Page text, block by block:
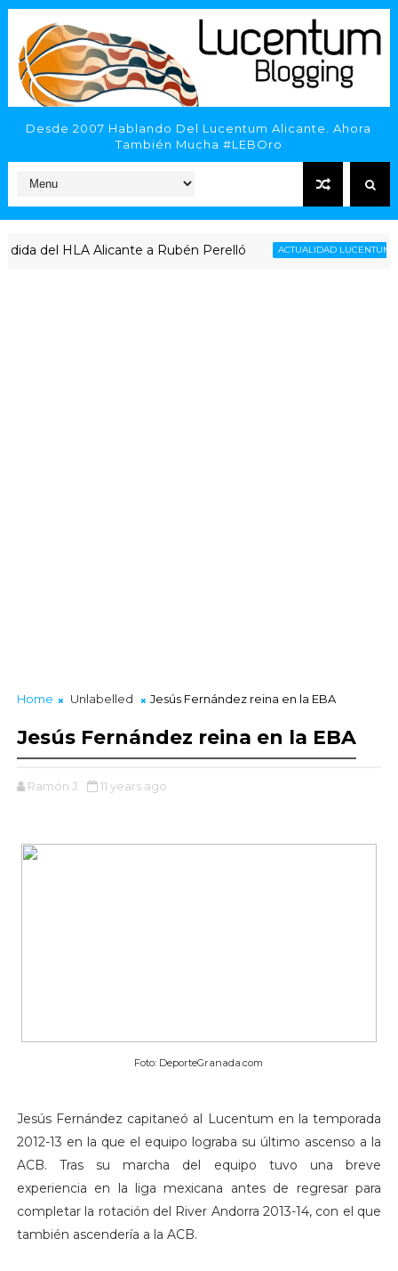
Desde 2007 Hablando Del Lucentum Alicante. Ahora
También Mucha #LEBOro
del HLA Alicante a Rubén Perelló ACTUALIDAD LUCENTUM
Home Unlabelled Jesús Fernández reina en la EBA
Jesús Fernández reina en la EBA
Ramón J. 11 years ago
Foto: DeporteGranada.com
Jesús Fernández capitaneó al Lucentum en la temporada
2012-13 en la que el equipo lograba su último ascenso a la
ACB. Tras su marcha del equipo tuvo una breve
experiencia en la liga mexicana antes de regresar para
completar la rotación del River Andorra 2013-14, con el que
también ascendería a la ACB.